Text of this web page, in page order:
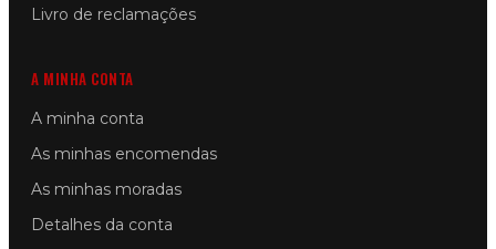
Livro de reclamações
A MINHA CONTA
A minha conta
As minhas encomendas
As minhas moradas
Detalhes da conta